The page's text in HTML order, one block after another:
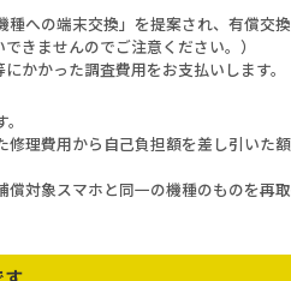
への端末交換」を提案され、有償交
きませんのでご注意ください。）
かかった調査費用をお支払いします。
理費用から自己負担額を差し引いた
対象スマホと同一の機種のものを再